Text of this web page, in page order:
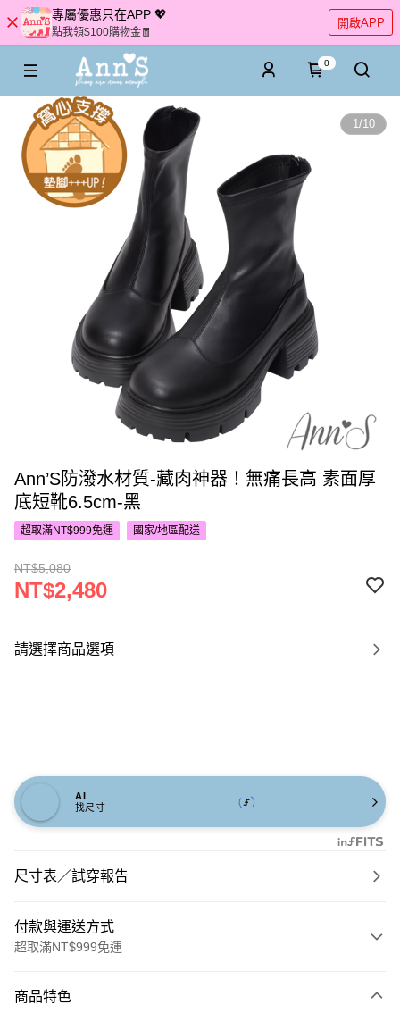
專屬優惠只在APP 💖
點我領$100購物金🧧
開啟APP
0
1/10
Ann’S防潑水材質-藏肉神器！無痛長高 素面厚
底短靴6.5cm-黑
超取滿NT$999免運 國家/地區配送
NT$5,080
NT$2,480
請選擇商品選項
AI
找尺寸
尺寸表／試穿報告
付款與運送方式
超取滿NT$999免運
信用卡一次付款
商品特色